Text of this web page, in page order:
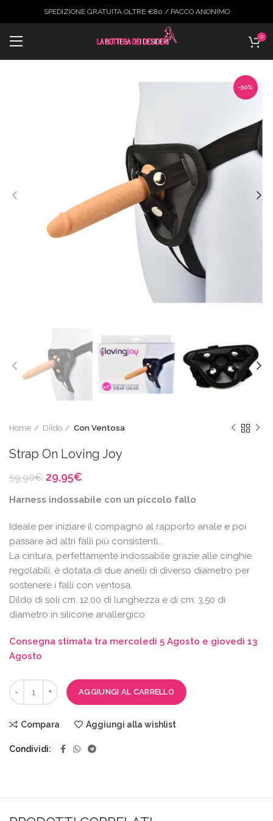
SPEDIZIONE GRATUITA OLTRE €80 / PACCO ANONIMO
0
-50%
Home Dildo Con Ventosa
Strap On Loving Joy
59,90€ Il
originale
59,90€.
29,95€
attuale
29,95€.
Harness indossabile con un piccolo fallo
Ideale per iniziare il compagno al rapporto anale e poi
passare ad altri falli più consistenti…
La cintura, perfettamente indossabile grazie alle cinghie
regolabili, è dotata di due anelli di diverso diametro per
sostenere i falli con ventosa.
Dildo di soli cm. 12,00 di lunghezza e di cm. 3,50 di
diametro in silicone anallergico
Consegna stimata tra mercoledì 5 Agosto e giovedì 13
Agosto
AGGIUNGI AL CARRELLO
Compara Aggiungi alla wishlist
Condividi